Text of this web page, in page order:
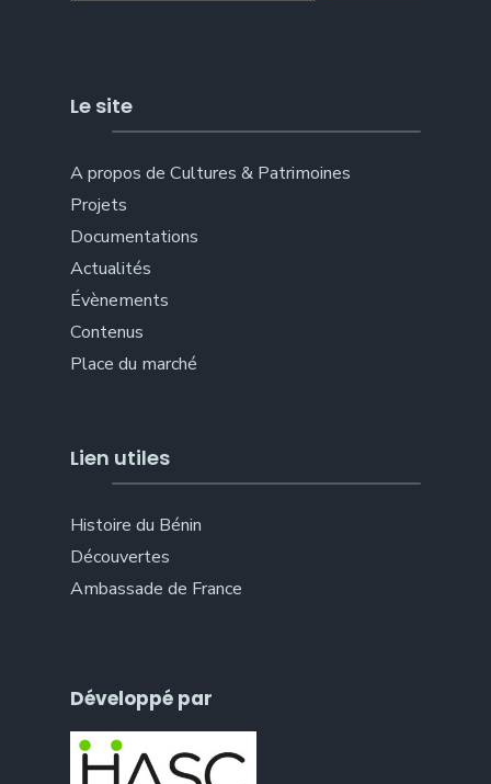
Le site
A propos de Cultures & Patrimoines
Projets
Documentations
Actualités
Évènements
Contenus
Place du marché
Lien utiles
Histoire du Bénin
Découvertes
Ambassade de France
Développé par